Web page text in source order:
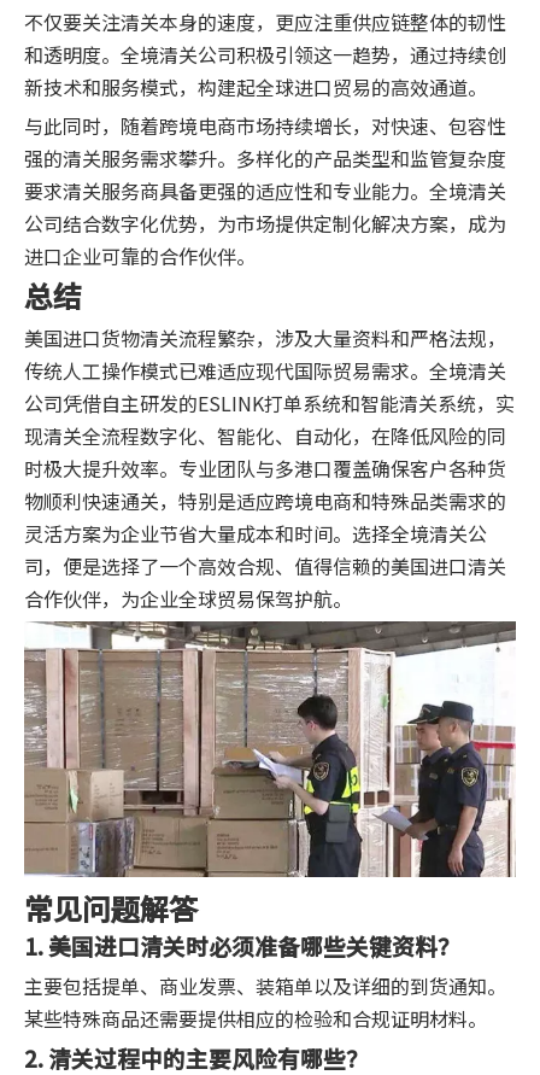
不仅要关注清关本身的速度，更应注重供应链整体的韧性
和透明度。全境清关公司积极引领这一趋势，通过持续创
新技术和服务模式，构建起全球进口贸易的高效通道。
与此同时，随着跨境电商市场持续增长，对快速、包容性
强的清关服务需求攀升。多样化的产品类型和监管复杂度
要求清关服务商具备更强的适应性和专业能力。全境清关
公司结合数字化优势，为市场提供定制化解决方案，成为
进口企业可靠的合作伙伴。
总结
美国进口货物清关流程繁杂，涉及大量资料和严格法规，
传统人工操作模式已难适应现代国际贸易需求。全境清关
公司凭借自主研发的ESLINK打单系统和智能清关系统，实
现清关全流程数字化、智能化、自动化，在降低风险的同
时极大提升效率。专业团队与多港口覆盖确保客户各种货
物顺利快速通关，特别是适应跨境电商和特殊品类需求的
灵活方案为企业节省大量成本和时间。选择全境清关公
司，便是选择了一个高效合规、值得信赖的美国进口清关
合作伙伴，为企业全球贸易保驾护航。
常见问题解答
1. 美国进口清关时必须准备哪些关键资料？
主要包括提单、商业发票、装箱单以及详细的到货通知。
某些特殊商品还需要提供相应的检验和合规证明材料。
2. 清关过程中的主要风险有哪些？